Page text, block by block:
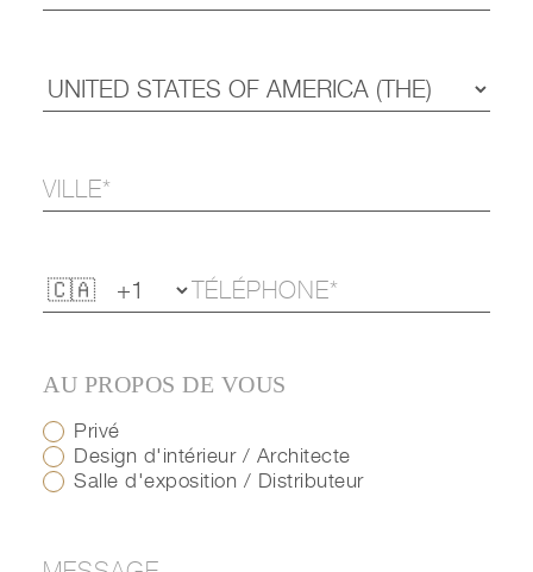
AU PROPOS DE VOUS
Privé
Design d'intérieur / Architecte
Salle d'exposition / Distributeur